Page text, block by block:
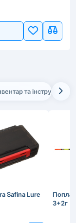
та інструменти
Safina Lure
3+2г